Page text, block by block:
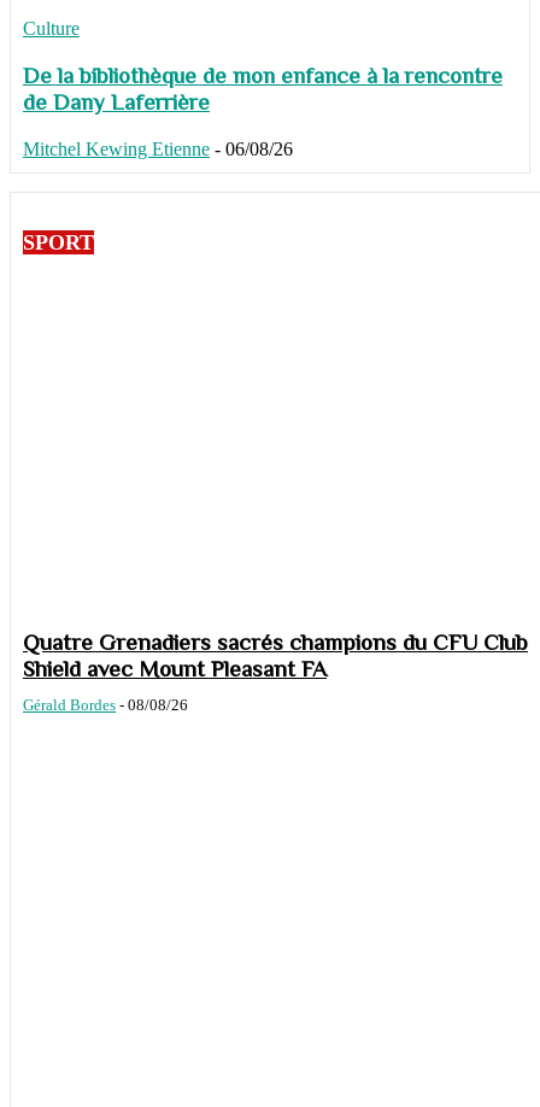
Culture
De la bibliothèque de mon enfance à la rencontre
de Dany Laferrière
Mitchel Kewing Etienne - 06/08/26
SPORT
Quatre Grenadiers sacrés champions du CFU Club
Shield avec Mount Pleasant FA
Gérald Bordes - 08/08/26